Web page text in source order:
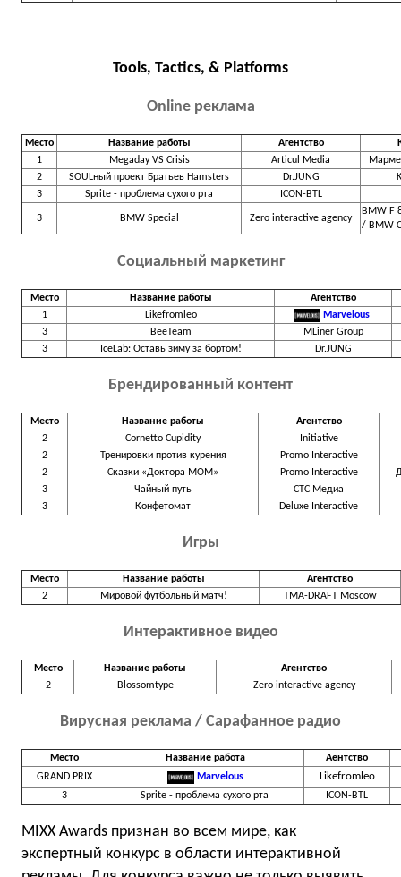
Tools, Tactics, & Platforms
Online реклама
Место Название работы Агентство
1
Megaday VS Crisis Articul Media
2
SOULный проект Братьев Hamsters Dr.JUNG
3
Sprite - проблема сухого рта ICON-BTL
3 BMW Special Zero interactive agency
BMW F
/ BMW
Социальный маркетинг
Место Название работы
Агентство
1
Likefromleo
Marvelous
3
BeeTeam
MLiner Group
3
IceLab: Оставь зиму за бортом! Dr.JUNG
Брендированный контент
Место Название работы
Агентство
2
Cornetto Cupidity
Initiative
2
Тренировки против курения
Promo Interactive
2
Сказки «Доктора МОМ» Promo Interactive
3
Чайный путь
СТС Медиа
3
Конфетомат Deluxe Interactive
Игры
Место Название работы
Агентство
2
Мировой футбольный матч! TMA-DRAFT Moscow
Интерактивное видео
Место Название работы
Агентство
2
Blossomtype Zero interactive agency
Вирусная реклама / Сарафанное радио
Место Название работа
Аентство
GRAND PRIX
Marvelous Likefromleo
3 Sprite - проблема сухого рта ICON-BTL
MIXX Awards признан во всем мире, как
экспертный конкурс в области интерактивной